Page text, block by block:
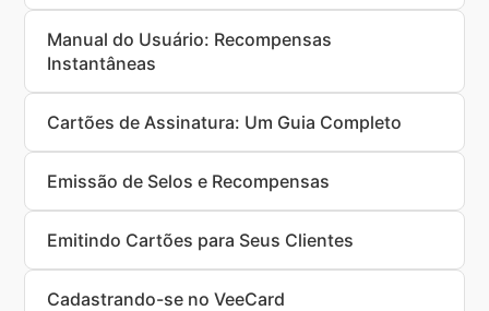
Manual do Usuário: Recompensas
Instantâneas
Cartões de Assinatura: Um Guia Completo
Emissão de Selos e Recompensas
Emitindo Cartões para Seus Clientes
Cadastrando-se no VeeCard